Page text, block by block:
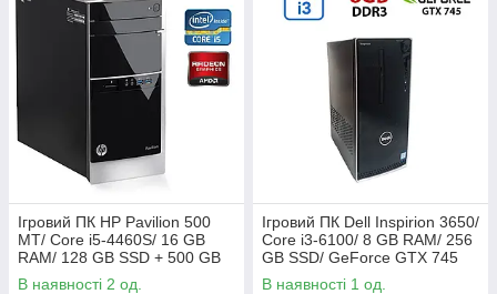
Ігровий ПК HP Pavilion 500
MT/ Core i5-4460S/ 16 GB
RAM/ 128 GB SSD + 500 GB
HDD/ Radeon R7 240 2GB
В наявності 2 од.
Ігровий ПК Dell Inspirion 3650/
Core i3-6100/ 8 GB RAM/ 256
GB SSD/ GeForce GTX 745
2GB
В наявності 1 од.